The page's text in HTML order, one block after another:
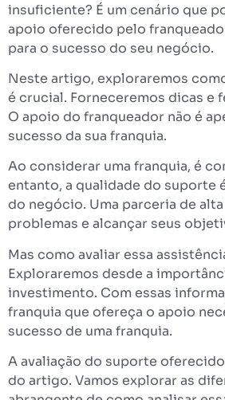
insuficiente? É um cenário que
apoio oferecido pelo
para o sucesso do seu negócio.
Neste artigo, exploraremos
é crucial. Forneceremos dicas e
O apoio do franqueador não é
sucesso da sua franquia.
Ao considerar uma franquia, é
entanto, a qualidade do suporte
do negócio. Uma parceria de
problemas e alcançar seus
Mas como avaliar essa
Exploraremos desde a
investimento. Com essas
franquia que ofereça o apoio
sucesso de uma franquia.
A avaliação do suporte
do artigo. Vamos explorar as